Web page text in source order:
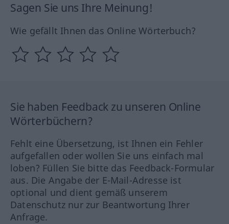
Sagen Sie uns Ihre Meinung!
Wie gefällt Ihnen das Online Wörterbuch?
Sie haben Feedback zu unseren Online
Wörterbüchern?
Fehlt eine Übersetzung, ist Ihnen ein Fehler
aufgefallen oder wollen Sie uns einfach mal
loben? Füllen Sie bitte das Feedback-Formular
aus. Die Angabe der E-Mail-Adresse ist
optional und dient gemäß unserem
Datenschutz nur zur Beantwortung Ihrer
Anfrage.